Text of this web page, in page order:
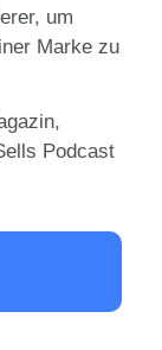
um
Marke zu
Podcast